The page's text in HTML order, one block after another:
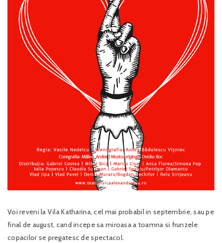
Voi reveni la Vila Katharina, cel mai probabil in septembrie, sau pe
final de august, cand incepe sa miroasa a toamna si frunzele
copacilor se pregatesc de spectacol.